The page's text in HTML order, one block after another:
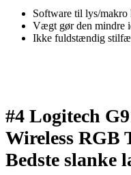
Software til lys/
Vægt gør den mindre
Ikke fuldstændig
#4 Logitech
Wireless RGB
Bedste slanke